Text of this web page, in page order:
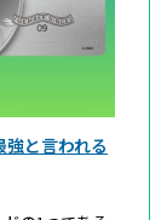
と言われる